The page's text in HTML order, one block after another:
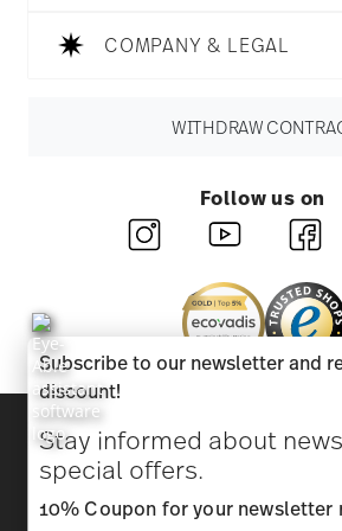
COMPANY & LEGAL
WITHDRAW
Follow us on
Beauty & functionality for
Homepage General terms and
Subscribe to our newsletter and
discount!
Stay informed about
special offers.
10% Coupon for your newsletter